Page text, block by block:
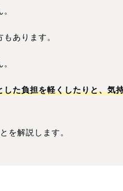
あります。
た負担を軽くしたりと、気
を解説します。